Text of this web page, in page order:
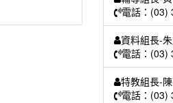
電話：
資料組長-
電話：
特教組長-
電話：